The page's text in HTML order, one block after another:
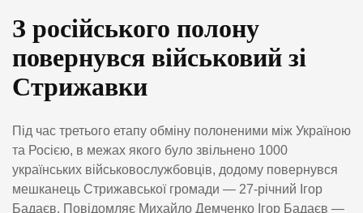
З російського полону
повернувся військовий зі
Стрижавки
Під час третього етапу обміну полоненими між Україною
та Росією, в межах якого було звільнено 1000
українських військовослужбовців, додому повернувся
мешканець Стрижавської громади — 27-річний Ігор
Бадаєв. Повідомляє Михайло Демченко Ігор Бадаєв —